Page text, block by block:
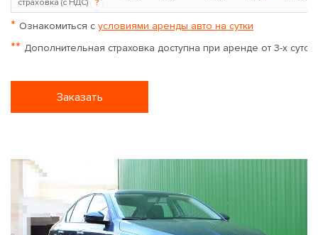
страховка (с НДС)
?
* Ознакомиться с условиями аренды авто на сутки
** Дополнительная страховка доступна при аренде от 3-х суток
Заказать